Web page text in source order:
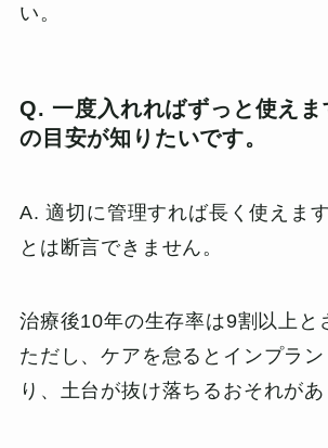
い。
Q. 一度入れればずっと使え
の目安が知りたいです。
A. 適切に管理すれば長く使えま
とは断言できません。
治療後10年の生存率は9割以上と
ただし、ケアを怠るとインプラン
り、土台が抜け落ちるおそれがあ